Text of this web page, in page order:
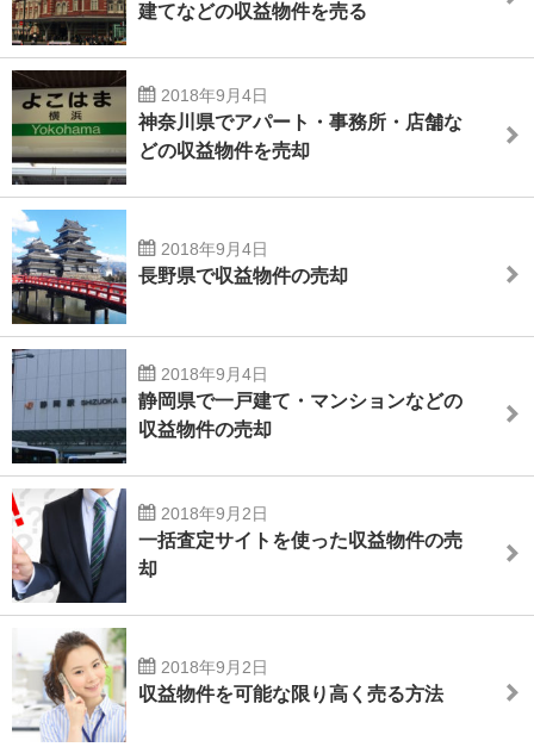
建てなどの収益物件を売る
2018年9月4日
神奈川県でアパート・事務所・店舗な
どの収益物件を売却
2018年9月4日
長野県で収益物件の売却
2018年9月4日
静岡県で一戸建て・マンションなどの
収益物件の売却
2018年9月2日
一括査定サイトを使った収益物件の売
却
2018年9月2日
収益物件を可能な限り高く売る方法